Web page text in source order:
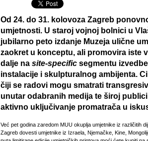
Od 24. do 31. kolovoza Zagreb
umjetnosti. U staroj vojnoj bolnici u
jubilarno peto izdanje Muzeja ulične
zaokret u konceptu, ali promovira iste
dalje na site-specific segmentu
instalacije i skulpturalnog ambijenta.
čiji se radovi mogu smatrati
unutar odabranih medija te široj
aktivno uključivanje promatrača u
Već pet godina zaredom MUU okuplja umjetnike iz različitih
Zagreb dovesti umjetnike iz Izraela, Njemačke, Kine,